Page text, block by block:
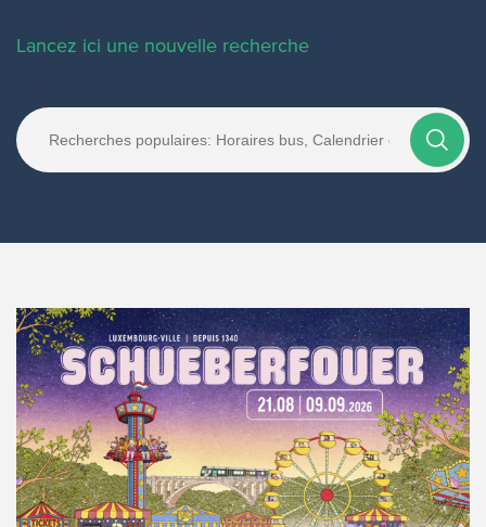
Lancez ici une nouvelle recherche